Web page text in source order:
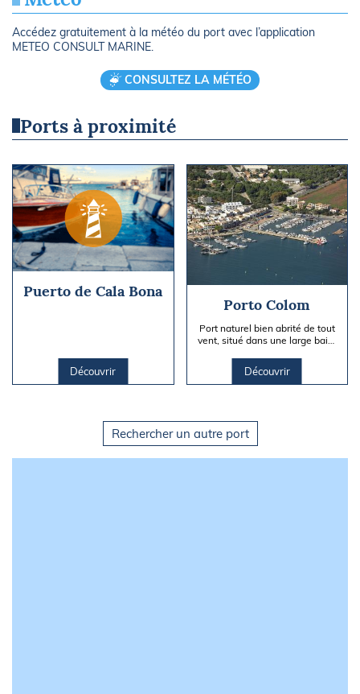
Accédez gratuitement à la météo du port avec l’application
METEO CONSULT MARINE.
CONSULTEZ LA MÉTÉO
Ports à proximité
Puerto de Cala Bona
Découvrir
Porto Colom
Port naturel bien abrité de tout
vent, situé dans une large baie,
Colònia Sant Jordi.
Découvrir
Rechercher un autre port